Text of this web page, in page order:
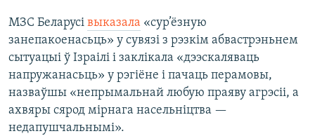
МЗС Беларусі выказала «сур’ёзную
занепакоенасьць» у сувязі з рэзкім абвастрэньнем
сытуацыі ў Ізраілі і заклікала «дээскаляваць
напружанасьць» у рэгіёне і пачаць перамовы,
назваўшы «непрымальнай любую праяву агрэсіі, а
ахвяры сярод мірнага насельніцтва —
недапушчальнымі».